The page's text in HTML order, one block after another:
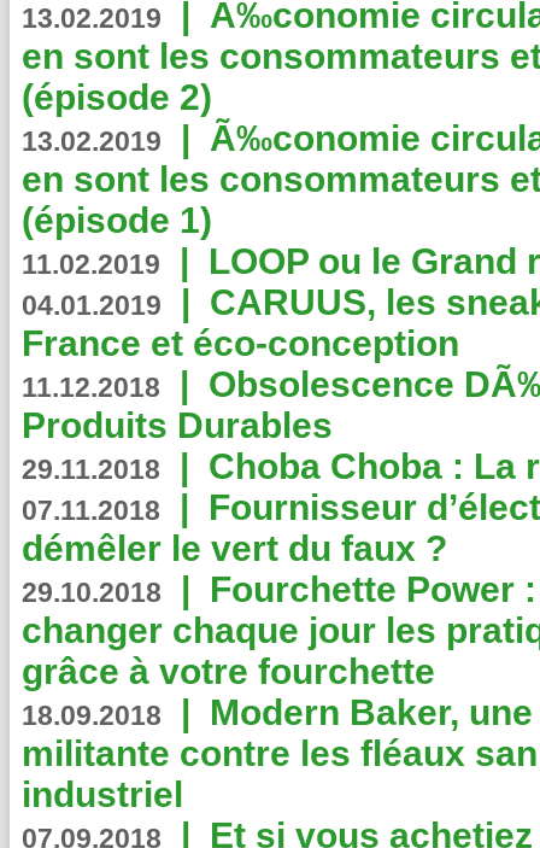
13.02.2019 | Ã‰conomie
en sont les consommateurs
(épisode 2)
13.02.2019 | Ã‰conomie
en sont les consommateurs
(épisode 1)
11.02.2019 | LOOP ou le Grand
04.01.2019 | CARUUS, les
France et éco-conception
11.12.2018 | Obsolescence
Produits Durables
29.11.2018 | Choba Choba : La
07.11.2018 | Fournisseur
démêler le vert du faux ?
29.10.2018 | Fourchette Power
changer chaque jour les
grâce à votre fourchette
18.09.2018 | Modern Baker,
militante contre les fléaux
industriel
07.09.2018 | Et si vous